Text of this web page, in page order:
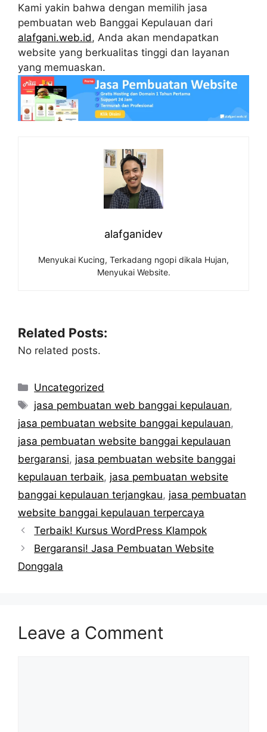
Kami yakin bahwa dengan memilih jasa
pembuatan web Banggai Kepulauan dari
alafgani.web.id, Anda akan mendapatkan
website yang berkualitas tinggi dan layanan
yang memuaskan.
alafganidev
Menyukai Kucing, Terkadang ngopi dikala Hujan,
Menyukai Website.
Related Posts:
No related posts.
Categories
Uncategorized
Tags
jasa pembuatan web banggai kepulauan,
jasa pembuatan website banggai kepulauan,
jasa pembuatan website banggai kepulauan
bergaransi, jasa pembuatan website banggai
kepulauan terbaik, jasa pembuatan website
banggai kepulauan terjangkau, jasa pembuatan
website banggai kepulauan terpercaya
Terbaik! Kursus WordPress Klampok
Bergaransi! Jasa Pembuatan Website
Donggala
Leave a Comment